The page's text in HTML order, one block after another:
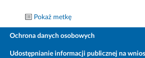
Pokaż metkę
Ochrona danych osobowych
Udostępnianie informacji publicznej na